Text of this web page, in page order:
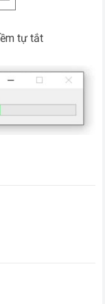
tự tắt